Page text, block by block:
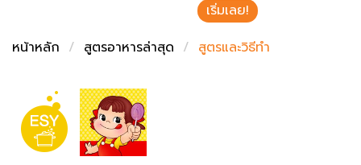
เริ่มเลย!
หน้าหลัก
สูตรอาหารล่าสุด สูตรและวิธีทำ